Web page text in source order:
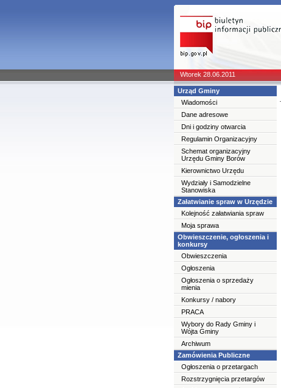
Wtorek 28.06.2011
Urząd Gminy
Wiadomości
Dane adresowe
Dni i godziny otwarcia
Regulamin Organizacyjny
Schemat organizacyjny
Urzędu Gminy Borów
Kierownictwo Urzędu
Wydziały i Samodzielne
Stanowiska
Załatwianie spraw w Urzędzie
Kolejność załatwiania spraw
Moja sprawa
Obwieszczenie, ogłoszenia i
konkursy
Obwieszczenia
Ogłoszenia
Ogłoszenia o sprzedaży
mienia
Konkursy / nabory
PRACA
Wybory do Rady Gminy i
Wójta Gminy
Archiwum
Zamówienia Publiczne
Ogłoszenia o przetargach
Rozstrzygnięcia przetargów